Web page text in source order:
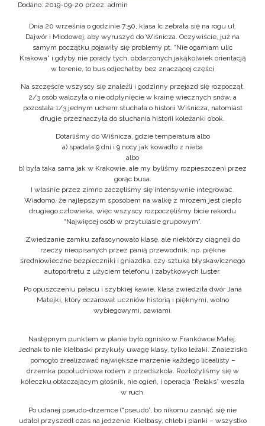
Dodano: 2019-09-20 przez: admin
Dnia 20 września o godzinie 7:50, klasa Ic zebrała się na rogu ul.
Dajwór i Miodowej, aby wyruszyć do Wiśnicza. Oczywiście, już na
samym początku pojawiły się problemy pt. “Nie ogarniam ulic
Krakowa” i gdyby nie porady tych, obdarzonych jakąkolwiek orientacją
w terenie, to bus odjechałby bez znaczącej części
Na szczęście wszyscy się znaleźli i godzinny przejazd się rozpoczął.
2/3 osób walczyła o nie odpłynięcie w krainę wiecznych snów, a
pozostała 1/3 jednym uchem słuchała o historii Wiśnicza, natomiast
drugie przeznaczyła do słuchania historii koleżanki obok.
Dotarliśmy do Wiśnicza, gdzie temperatura albo
a) spadała 9 dni i 9 nocy jak kowadło z nieba
albo
b) była taka sama jak w Krakowie, ale my byliśmy rozpieszczeni przez
gorąc busa.
I właśnie przez zimno zaczęliśmy się intensywnie integrować.
Wiadomo, że najlepszym sposobem na walkę z mrozem jest ciepło
drugiego człowieka, więc wszyscy rozpoczęliśmy bicie rekordu
“Najwięcej osób w przytulasie grupowym”.
Zwiedzanie zamku zafascynowało klasę, ale niektórzy ciągnęli do
rzeczy nieopisanych przez panią przewodnik, np. piękne
średniowieczne bezpieczniki i gniazdka, czy sztuka błyskawicznego
autoportretu z użyciem telefonu i zabytkowych luster.
Po opuszczeniu pałacu i szybkiej kawie, klasa zwiedziła dwór Jana
Matejki, który oczarował uczniów historią i pięknymi, wolno
wybiegowymi, pawiami.
Następnym punktem w planie było ognisko w Frankówce Małej.
Jednak to nie kiełbaski przykuły uwagę klasy, tylko leżaki. Znalezisko
pomogło zrealizować największe marzenie każdego licealisty –
drzemka popołudniowa rodem z przedszkola. Rozłożyliśmy się w
kółeczku obtaczającym głośnik, nie ogień, i operacja “Relaks” weszła
w ruch.
Po udanej pseudo-drzemce (“pseudo”, bo nikomu zasnąć się nie
udało) przyszedł czas na jedzenie. Kiełbasy, chleb i pianki – wszystko